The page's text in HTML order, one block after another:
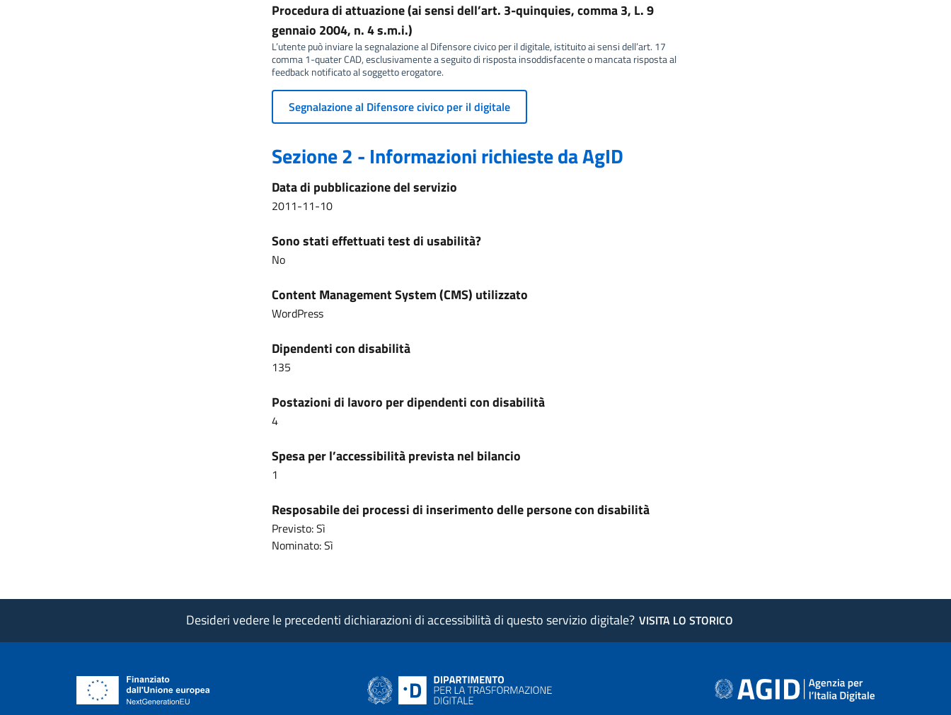
Procedura di attuazione (ai sensi dell’art. 3-quinquies, comma 3, L. 9
gennaio 2004, n. 4 s.m.i.)
L’utente può inviare la segnalazione al Difensore civico per il digitale, istituito ai sensi dell’art. 17
comma 1-quater CAD, esclusivamente a seguito di risposta insoddisfacente o mancata risposta al
feedback notificato al soggetto erogatore.
Segnalazione al Difensore civico per il digitale
Sezione 2 - Informazioni richieste da AgID
Data di pubblicazione del servizio
2011-11-10
Sono stati effettuati test di usabilità?
No
Content Management System (CMS) utilizzato
WordPress
Dipendenti con disabilità
135
Postazioni di lavoro per dipendenti con disabilità
4
Spesa per l’accessibilità prevista nel bilancio
1
Resposabile dei processi di inserimento delle persone con disabilità
Previsto: Sì
Nominato: Sì
Desideri vedere le precedenti dichiarazioni di accessibilità di questo servizio digitale? VISITA LO STORICO